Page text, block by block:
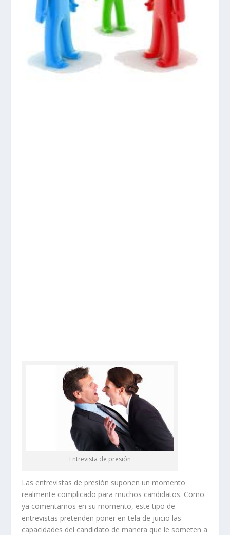
Entrevista de presión
Las entrevistas de presión suponen un momento
realmente complicado para muchos candidatos. Como
ya comentamos en su momento, este tipo de
entrevistas pretenden poner en tela de juicio las
capacidades del candidato de manera que le someten a